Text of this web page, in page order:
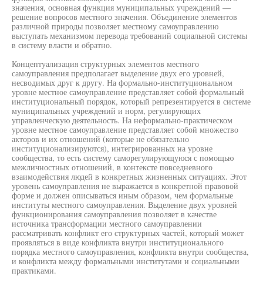
значения, основная функция муниципальных учреждений —
решение вопросов местного значения. Объединение элементов
различной природы позволяет местному самоуправлению
выступать механизмом перевода требований социальной системы
в систему власти и обратно.
Концептуализация структурных элементов местного
самоуправления предполагает выделение двух его уровней,
несводимых друг к другу. На формально-институциональном
уровне местное самоуправление представляет собой формальный
институциональный порядок, который репрезентируется в системе
муниципальных учреждений и норм, регулирующих
управленческую деятельность. На неформально-практическом
уровне местное самоуправление представляет собой множество
акторов и их отношений (которые не обязательно
институционализируются), интегрированных на уровне
сообщества, то есть систему саморегулирующуюся с помощью
межличностных отношений, в контексте повседневного
взаимодействия людей в конкретных жизненных ситуациях. Этот
уровень самоуправления не выражается в конкретной правовой
форме и должен описываться иным образом, чем формальные
институты местного самоуправления. Выделение двух уровней
функционирования самоуправления позволяет в качестве
источника трансформации местного самоуправлении
рассматривать конфликт его структурных частей, который может
проявляться в виде конфликта внутри институционального
порядка местного самоуправления, конфликта внутри сообщества,
и конфликта между формальными институтами и социальными
практиками.